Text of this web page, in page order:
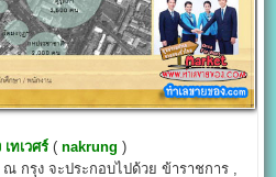
ทเวศร์ (nakrung )
กรุง จะประกอบไปด้วย ข้าราชการ ,